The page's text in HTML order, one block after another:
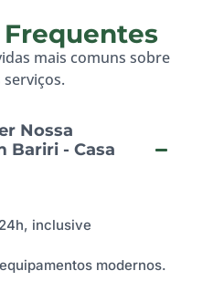
Frequentes
mais comuns sobre
serviços.
Nossa
Bariri - Casa
inclusive
modernos.